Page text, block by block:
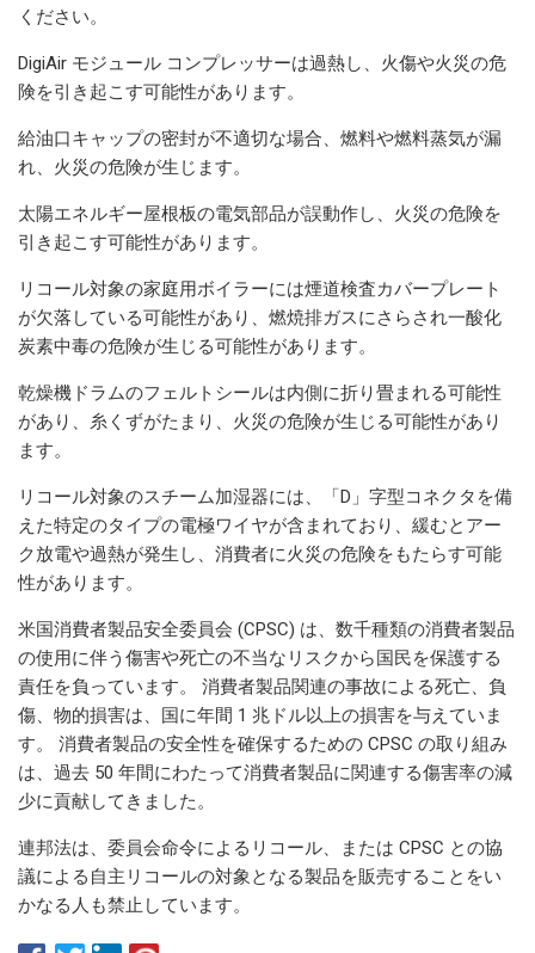
ください。
DigiAir モジュール コンプレッサーは過熱し、火傷や火災の危
険を引き起こす可能性があります。
給油口キャップの密封が不適切な場合、燃料や燃料蒸気が漏
れ、火災の危険が生じます。
太陽エネルギー屋根板の電気部品が誤動作し、火災の危険を
引き起こす可能性があります。
リコール対象の家庭用ボイラーには煙道検査カバープレート
が欠落している可能性があり、燃焼排ガスにさらされ一酸化
炭素中毒の危険が生じる可能性があります。
乾燥機ドラムのフェルトシールは内側に折り畳まれる可能性
があり、糸くずがたまり、火災の危険が生じる可能性があり
ます。
リコール対象のスチーム加湿器には、「D」字型コネクタを備
えた特定のタイプの電極ワイヤが含まれており、緩むとアー
ク放電や過熱が発生し、消費者に火災の危険をもたらす可能
性があります。
米国消費者製品安全委員会 (CPSC) は、数千種類の消費者製品
の使用に伴う傷害や死亡の不当なリスクから国民を保護する
責任を負っています。 消費者製品関連の事故による死亡、負
傷、物的損害は、国に年間 1 兆ドル以上の損害を与えていま
す。 消費者製品の安全性を確保するための CPSC の取り組み
は、過去 50 年間にわたって消費者製品に関連する傷害率の減
少に貢献してきました。
連邦法は、委員会命令によるリコール、または CPSC との協
議による自主リコールの対象となる製品を販売することをい
かなる人も禁止しています。